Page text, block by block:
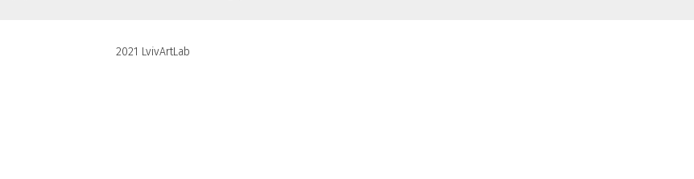
2021 LvivArtLab